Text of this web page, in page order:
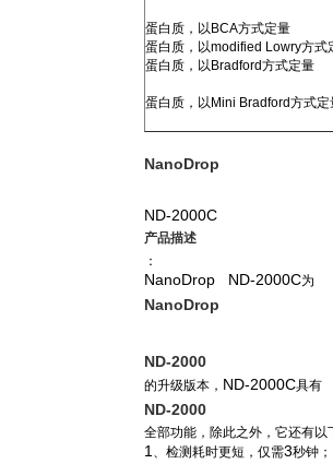
蛋白质，以 BCA方式定量
蛋白质，以modified Lowry方式
蛋白质，以 Bradford方式定量
蛋白质，以 Mini Bradford方式定
NanoDrop
ND-2000C
产品描述
：
NanoDrop ND-2000C为
NanoDrop
ND-2000
的升级版本， ND-2000C具有
ND-2000
全部功能，除此之外，它还有以
1 、检测耗时更短，仅需3秒钟；